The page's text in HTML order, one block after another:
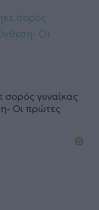
σορός γυναίκας
Οι πρώτες